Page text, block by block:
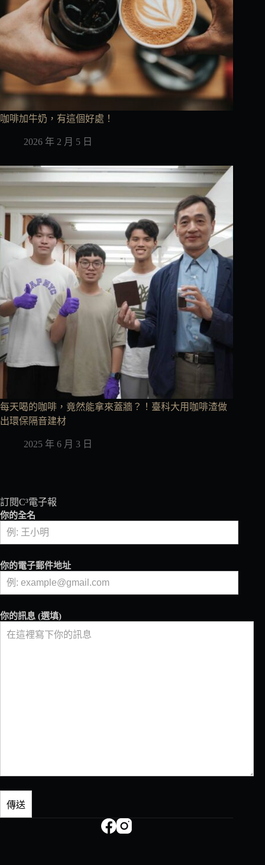
咖啡加牛奶，有這個好處！
2026 年 2 月 5 日
每天喝的咖啡，竟然能拿來蓋牆？！臺科大用咖啡渣做
出環保隔音建材
2025 年 6 月 3 日
訂閱C³電子報
你的全名
你的電子郵件地址
你的訊息 (選填)